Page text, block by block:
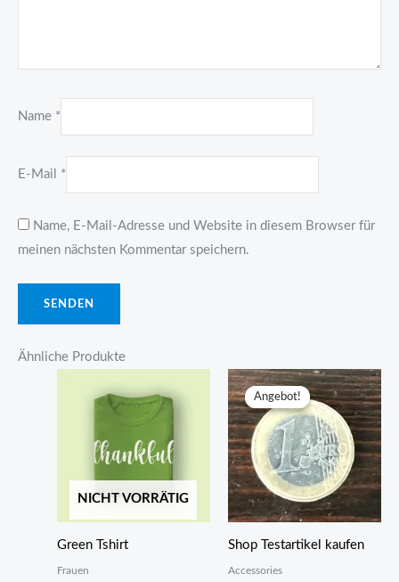
Name *
E-Mail *
Name, E-Mail-Adresse und Website in diesem Browser für
meinen nächsten Kommentar speichern.
Ähnliche Produkte
NICHT VORRÄTIG
Green Tshirt
Frauen
Angebot!
Angebot!
Shop Testartikel kaufen
Accessories